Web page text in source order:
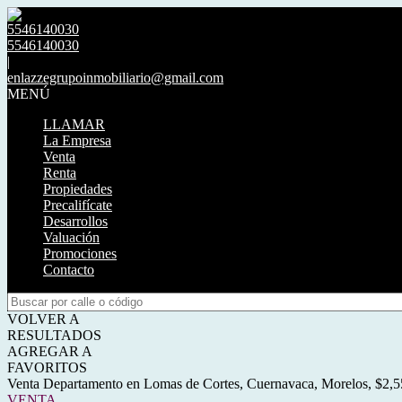
5546140030
5546140030
|
enlazzegrupoinmobiliario@gmail.com
MENÚ
LLAMAR
La Empresa
Venta
Renta
Propiedades
Precalifícate
Desarrollos
Valuación
Promociones
Contacto
VOLVER A
RESULTADOS
AGREGAR A
FAVORITOS
Venta Departamento en Lomas de Cortes, Cuernavaca, Morelos,